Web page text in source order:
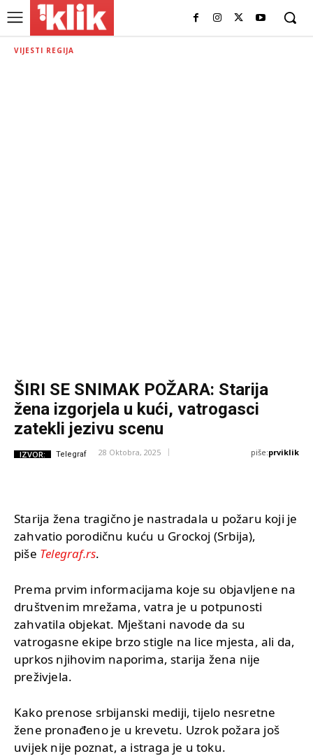
VIJESTI REGIJA
ŠIRI SE SNIMAK POŽARA: Starija
žena izgorjela u kući, vatrogasci
zatekli jezivu scenu
IZVOR: Telegraf 28 Oktobra, 2025 piše:prviklik
Starija žena tragično je nastradala u požaru koji je
zahvatio porodičnu kuću u Grockoj (Srbija),
piše Telegraf.rs.
Prema prvim informacijama koje su objavljene na
društvenim mrežama, vatra je u potpunosti
zahvatila objekat. Mještani navode da su
vatrogasne ekipe brzo stigle na lice mjesta, ali da,
uprkos njihovim naporima, starija žena nije
preživjela.
Kako prenose srbijanski mediji, tijelo nesretne
žene pronađeno je u krevetu. Uzrok požara još
uvijek nije poznat, a istraga je u toku.